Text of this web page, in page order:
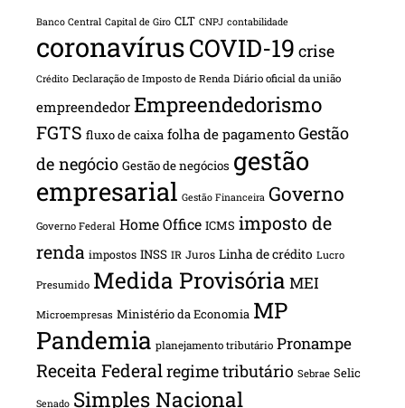
Banco Central Capital de Giro CLT CNPJ contabilidade
coronavírusCOVID-19 crise
Crédito Declaração de Imposto de Renda Diário oficial da união
empreendedor Empreendedorismo
FGTS fluxo de caixa folha de pagamento Gestão
de negócio Gestão de negócios gestão
empresarial Gestão Financeira Governo
Governo Federal Home Office ICMS imposto de
renda impostos INSS IR Juros Linha de crédito Lucro
Presumido Medida Provisória MEI
Microempresas Ministério da Economia MP
Pandemia planejamento tributário Pronampe
Receita Federalregime tributário Sebrae Selic
Senado Simples Nacional